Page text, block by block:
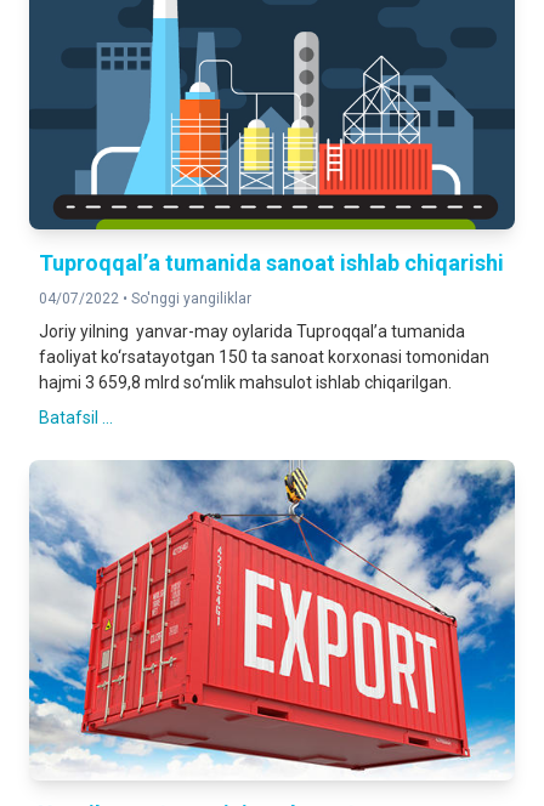
Tuproqqal’a tumanida sanoat ishlab chiqarishi
04/07/2022 • So'nggi yangiliklar
Joriy yilning yanvar-may oylarida Tuproqqal’a tumanida
faoliyat ko‘rsatayotgan 150 ta sanoat korxonasi tomonidan
hajmi 3 659,8 mlrd so‘mlik mahsulot ishlab chiqarilgan.
Batafsil ...